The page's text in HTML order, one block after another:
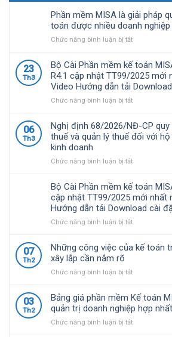
Phần mềm MISA là giải pháp
toán được nhiều doanh
Chức năng bình luận bị tắtở
mềm
MISA
là
giải
pháp
tài
chính
kế
được
nhiều
doanh
nghiệp
Việt
chọ
23
Th3
Bộ Cài Phần mềm kế toán
R4.1 cập nhật TT99/2025 mới
Video Hướng dẫn tải
Chức năng bình luận bị tắtở
Phần
mềm
toán
SME.NET
2026
R4.1
cập
nhật
mới
nhất
2026
Video
Hướng
dẫn
tải
06
Th3
Nghị định 68/2026/NĐ-CP
thuế và quản lý thuế đối với
kinh doanh
Chức năng bình luận bị tắtở
định
68/2026/NĐ-
CP
quy
định
chính
sách
và
lý
thuế
đối
với
Bộ Cài Phần mềm kế toán
cập nhật TT99/2025 mới nhất
Hướng dẫn tải Download cài
Chức năng bình luận bị tắtở
Phần
kế
MISA
SME.NET
2026
R3
07
Th2
Những công việc của kế toán
xây lắp cần nắm rõ
Chức năng bình luận bị tắtở
công
việc
của
kế
03
Th2
Bảng giá phần mềm Kế toán
quản trị doanh nghiệp hợp
Chức năng bình luận bị tắtở